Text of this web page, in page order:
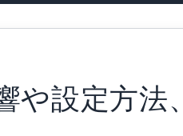
設定方法、